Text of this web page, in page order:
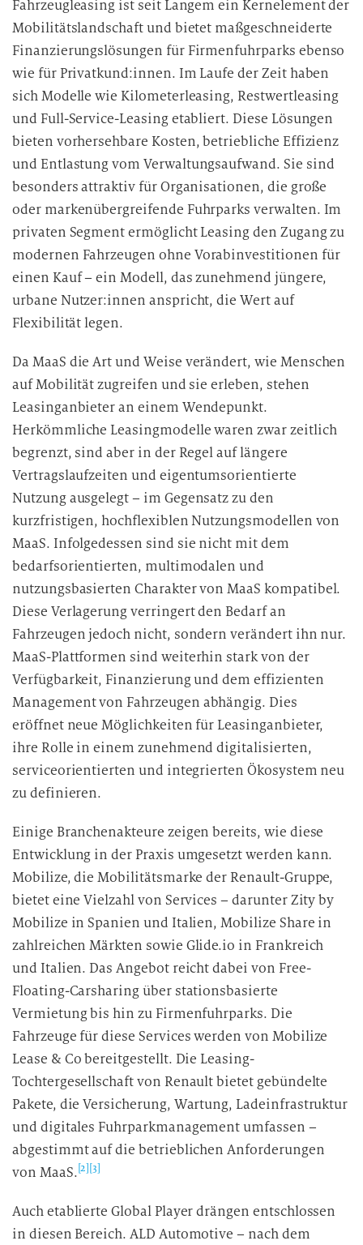
Fahrzeugleasing ist seit Langem ein Kernelement der
Mobilitätslandschaft und bietet maßgeschneiderte
Finanzierungslösungen für Firmenfuhrparks ebenso
wie für Privatkund:innen. Im Laufe der Zeit haben
sich Modelle wie Kilometerleasing, Restwertleasing
und Full-Service-Leasing etabliert. Diese Lösungen
bieten vorhersehbare Kosten, betriebliche Effizienz
und Entlastung vom Verwaltungsaufwand. Sie sind
besonders attraktiv für Organisationen, die große
oder markenübergreifende Fuhrparks verwalten. Im
privaten Segment ermöglicht Leasing den Zugang zu
modernen Fahrzeugen ohne Vorabinvestitionen für
einen Kauf – ein Modell, das zunehmend jüngere,
urbane Nutzer:innen anspricht, die Wert auf
Flexibilität legen.
Da MaaS die Art und Weise verändert, wie Menschen
auf Mobilität zugreifen und sie erleben, stehen
Leasinganbieter an einem Wendepunkt.
Herkömmliche Leasingmodelle waren zwar zeitlich
begrenzt, sind aber in der Regel auf längere
Vertragslaufzeiten und eigentumsorientierte
Nutzung ausgelegt – im Gegensatz zu den
kurzfristigen, hochflexiblen Nutzungsmodellen von
MaaS. Infolgedessen sind sie nicht mit dem
bedarfsorientierten, multimodalen und
nutzungsbasierten Charakter von MaaS kompatibel.
Diese Verlagerung verringert den Bedarf an
Fahrzeugen jedoch nicht, sondern verändert ihn nur.
MaaS-Plattformen sind weiterhin stark von der
Verfügbarkeit, Finanzierung und dem effizienten
Management von Fahrzeugen abhängig. Dies
eröffnet neue Möglichkeiten für Leasinganbieter,
ihre Rolle in einem zunehmend digitalisierten,
serviceorientierten und integrierten Ökosystem neu
zu definieren.
Einige Branchenakteure zeigen bereits, wie diese
Entwicklung in der Praxis umgesetzt werden kann.
Mobilize, die Mobilitätsmarke der Renault-Gruppe,
bietet eine Vielzahl von Services – darunter Zity by
Mobilize in Spanien und Italien, Mobilize Share in
zahlreichen Märkten sowie Glide.io in Frankreich
und Italien. Das Angebot reicht dabei von Free-
Floating-Carsharing über stationsbasierte
Vermietung bis hin zu Firmenfuhrparks. Die
Fahrzeuge für diese Services werden von Mobilize
Lease & Co bereitgestellt. Die Leasing-
Tochtergesellschaft von Renault bietet gebündelte
Pakete, die Versicherung, Wartung, Ladeinfrastruktur
und digitales Fuhrparkmanagement umfassen –
abgestimmt auf die betrieblichen Anforderungen
von MaaS. [2] [3]
Auch etablierte Global Player drängen entschlossen
in diesen Bereich. ALD Automotive – nach dem